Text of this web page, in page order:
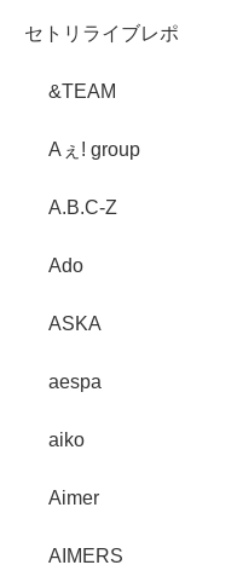
セトリライブレポ
&TEAM
Aぇ! group
A.B.C-Z
Ado
ASKA
aespa
aiko
Aimer
AIMERS